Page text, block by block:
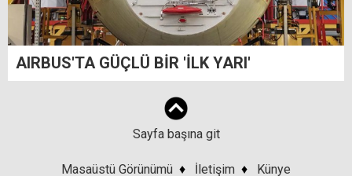
AIRBUS'TA GÜÇLÜ BİR 'İLK YARI'
Sayfa başına git
Masaüstü Görünümü ♦ İletişim ♦ Künye